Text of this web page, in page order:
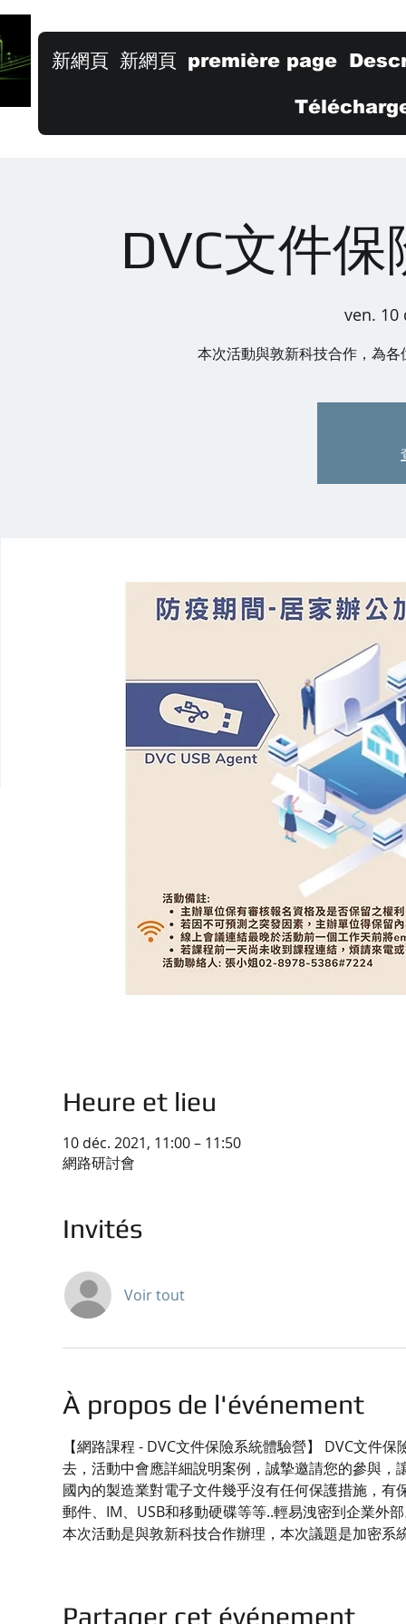
新網頁 新網頁 première page
DVC文件
ven. 10
本次活動與敦新科技合作，為
Heure et lieu
10 déc. 2021, 11:00 – 11:50
網路研討會
Invités
Voir tout
À propos de l'événement
【網路課程 - DVC文件保險系統體驗營】 DVC文件
去，活動中會應詳細說明案例，誠摯邀請您的參與，
國內的製造業對電子文件幾乎沒有任何保護措施，
郵件、IM、USB和移動硬碟等等..輕易洩密到企業外
本次活動是與敦新科技合作辦理，本次議題是加密系
Partager cet événement